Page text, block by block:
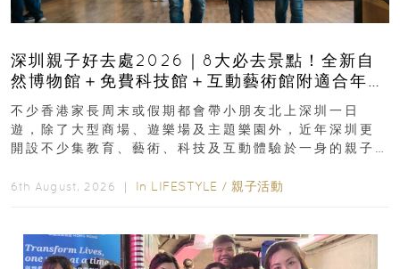
深圳親子好去處2026｜8大必去景點！全新自
然博物館＋免費科技館＋互動藝術館附適合年
齡、交通、門票、開放時間
不少香港家長周末或假期都會帶小朋友北上深圳一日
遊，除了大型商場、遊樂場及主題樂園外，近年深圳更
開設不少集教育、藝術、科技及互動體驗於一身的親子
6th August, 2026 ｜ In LIFESTYLE / 親子活動